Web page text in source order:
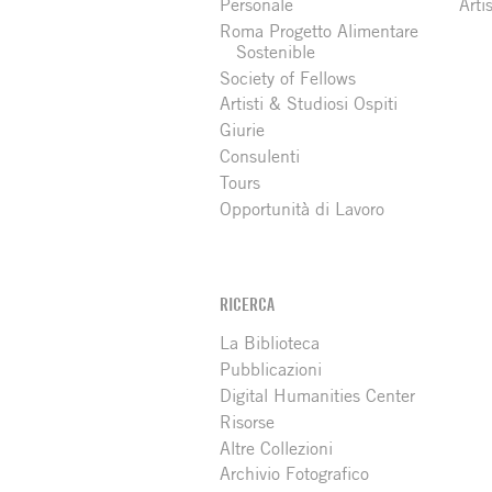
Personale
Roma Progetto Alimentare
Sostenible
Society of Fellows
Artisti & Studiosi Ospiti
Giurie
Consulenti
Tours
Opportunità di Lavoro
RICERCA
La Biblioteca
Pubblicazioni
Digital Humanities Center
Risorse
Altre Collezioni
Archivio Fotografico